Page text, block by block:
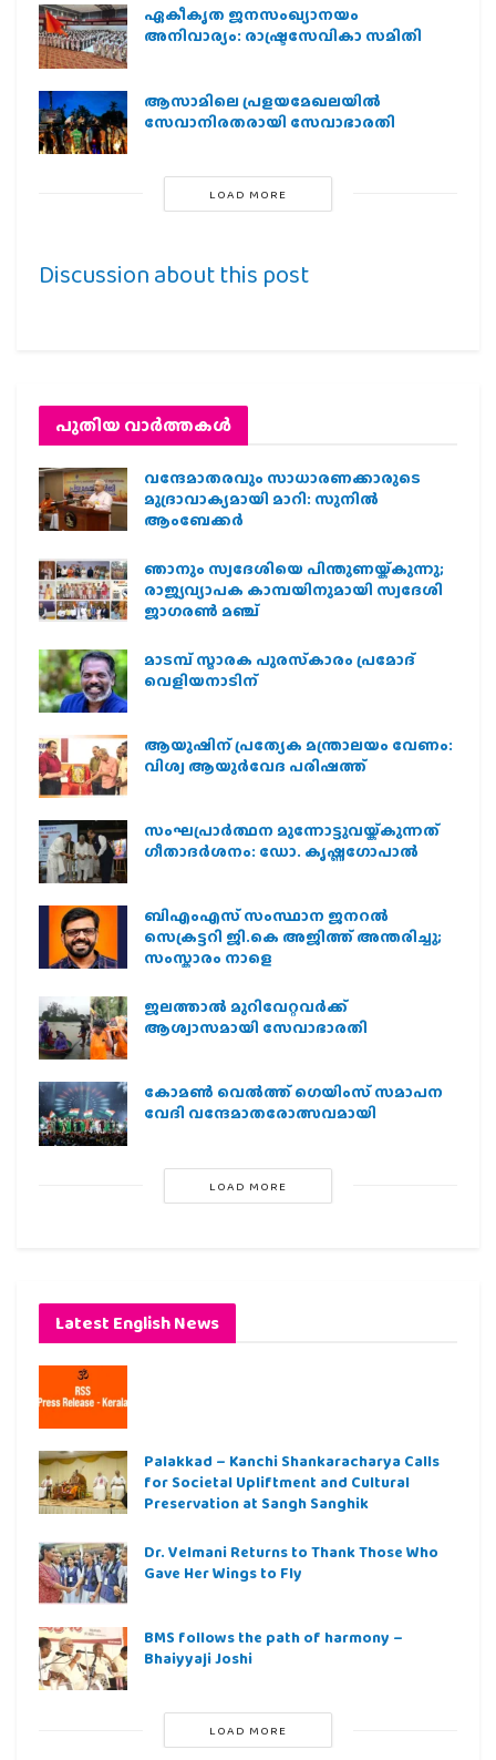
ഏകീകൃത ജനസംഖ്യാനയം
അനിവാര്യം: രാഷ്ട്രസേവികാ സമിതി
ആസാമിലെ പ്രളയമേഖലയില്‍
സേവാനിരതരായി സേവാഭാരതി
LOAD MORE
Discussion about this post
പുതിയ വാര്‍ത്തകള്‍
വന്ദേമാതരവും സാധാരണക്കാരുടെ
മുദ്രാവാക്യമായി മാറി: സുനിൽ
ആംബേക്കർ
ഞാനും സ്വദേശിയെ പിന്തുണയ്ക്കുന്നു;
രാജ്യവ്യാപക കാമ്പയിനുമായി സ്വദേശി
ജാഗരണ്‍ മഞ്ച്
മാടമ്പ് സ്മാരക പുരസ്‌കാരം പ്രമോദ്
വെളിയനാടിന്
ആയുഷിന് പ്രത്യേക മന്ത്രാലയം വേണം:
വിശ്വ ആയുര്‍വേദ പരിഷത്ത്
സംഘപ്രാര്‍ത്ഥന മുന്നോട്ടുവയ്ക്കുന്നത്
ഗീതാദര്‍ശനം: ഡോ. കൃഷ്ണഗോപാല്‍
ബിഎംഎസ് സംസ്ഥാന ജനറൽ
സെക്രട്ടറി ജി.കെ അജിത്ത് അന്തരിച്ചു;
സംസ്കാരം നാളെ
ജലത്താല്‍ മുറിവേറ്റവര്‍ക്ക്
ആശ്വാസമായി സേവാഭാരതി
കോമൺ വെൽത്ത് ഗെയിംസ് സമാപന
വേദി വന്ദേമാതരോത്സവമായി
LOAD MORE
Latest English News
Palakkad – Kanchi Shankaracharya Calls
for Societal Upliftment and Cultural
Preservation at Sangh Sanghik
Dr. Velmani Returns to Thank Those Who
Gave Her Wings to Fly
BMS follows the path of harmony –
Bhaiyyaji Joshi
LOAD MORE